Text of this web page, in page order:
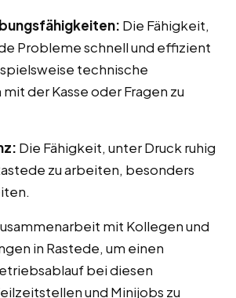
Die Fähigkeit,
Probleme schnell und effizient
technische
der Kasse oder Fragen zu
Die Fähigkeit, unter Druck ruhig
zu arbeiten, besonders
mit Kollegen und
in Rastede, um einen
bei diesen
und Minijobs zu